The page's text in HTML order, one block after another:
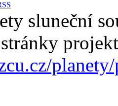
sluneční